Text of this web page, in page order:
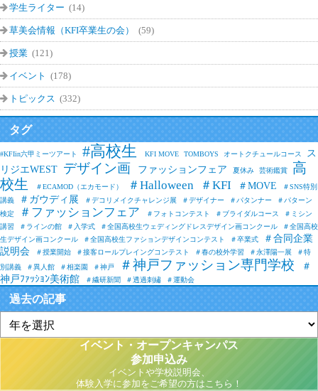
学生ライター (14)
草美会情報（KFI卒業生の会） (59)
授業 (121)
イベント (178)
トピックス (332)
タグ
#KFIin六甲ミーツアート #高校生 KFI MOVE TOMBOYS オートクチュールコース
ス
リジエWEST デザイン画 ファッションフェア 夏休み 芸術鑑賞
高
校生
＃ECAMOD（エカモード） ＃Halloween ＃KFI ＃MOVE
＃SNS特別
講義
＃ガウディ展 ＃デコリメイクチャレンジ展 ＃デザイナー ＃パタンナー
＃パターン
検定
＃ファッションフェア ＃フォトコンテスト ＃ブライダルコース
＃ミシン
講習
＃ラインの館 ＃入学式 ＃全国高校生ウェディングドレスデザイン画コンクール
＃全国高校
生デザイン画コンクール
＃全国高校生ファションデザインコンテスト ＃卒業式
＃合同企業
説明会
＃授業開始 ＃接客ロールプレイングコンテスト ＃春の校外学習 ＃永澤陽一展
＃特
別講義
＃異人館 ＃相楽園 ＃神戸 ＃神戸ファッション専門学校
＃
神戸ﾌｧｯｼｮﾝ美術館
＃繊研新聞 ＃透過刺繡 ＃運動会
過去の記事
イベント・オープンキャンパス
参加申込み
イベントや学校説明会、
体験入学に参加をご希望の方はこちら！